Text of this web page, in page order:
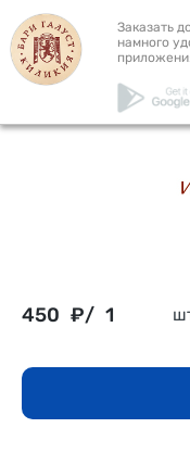
Заказать
намного
200 г
450 ₽/ 1